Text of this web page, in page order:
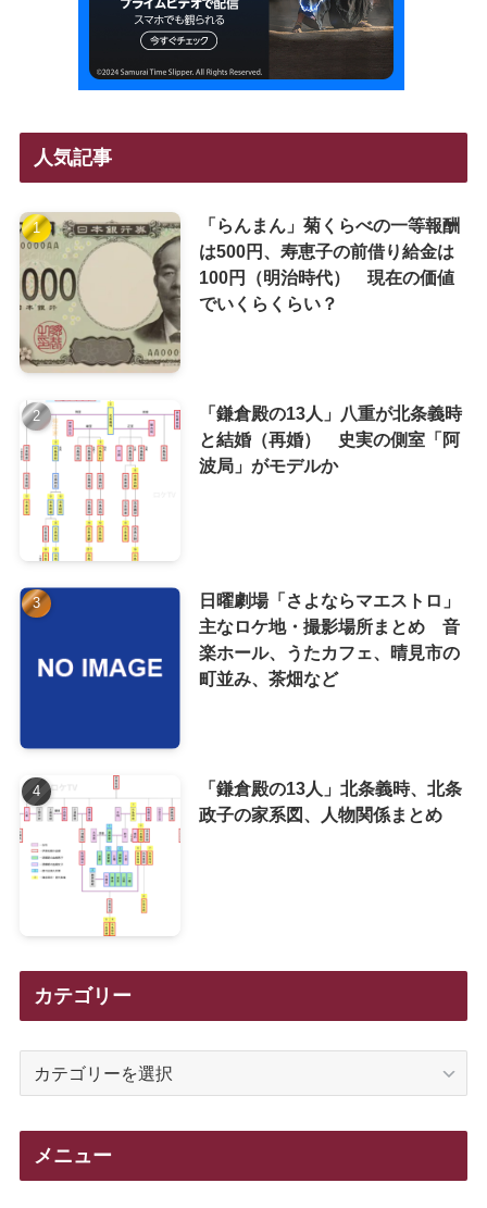
人気記事
「らんまん」菊くらべの一等報酬
は500円、寿恵子の前借り給金は
100円（明治時代） 現在の価値
でいくらくらい？
「鎌倉殿の13人」八重が北条義時
と結婚（再婚） 史実の側室「阿
波局」がモデルか
日曜劇場「さよならマエストロ」
主なロケ地・撮影場所まとめ 音
楽ホール、うたカフェ、晴見市の
町並み、茶畑など
「鎌倉殿の13人」北条義時、北条
政子の家系図、人物関係まとめ
カテゴリー
メニュー